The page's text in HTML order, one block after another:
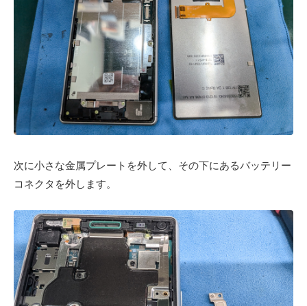
次に小さな金属プレートを外して、その下にあるバッテリー
コネクタを外します。